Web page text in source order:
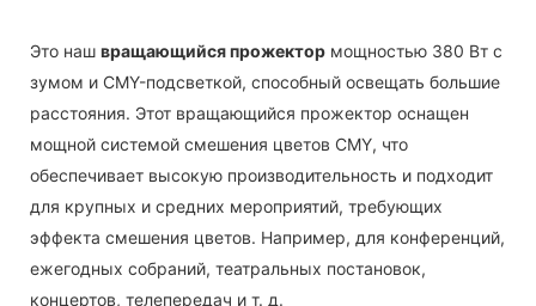
Это наш вращающийся прожектор мощностью 380 Вт с
зумом и CMY-подсветкой, способный освещать большие
расстояния. Этот вращающийся прожектор оснащен
мощной системой смешения цветов CMY, что
обеспечивает высокую производительность и подходит
для крупных и средних мероприятий, требующих
эффекта смешения цветов. Например, для конференций,
ежегодных собраний, театральных постановок,
концертов, телепередач и т. д.